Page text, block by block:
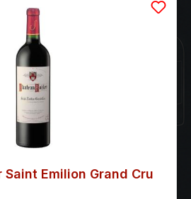
Saint Emilion Grand Cru